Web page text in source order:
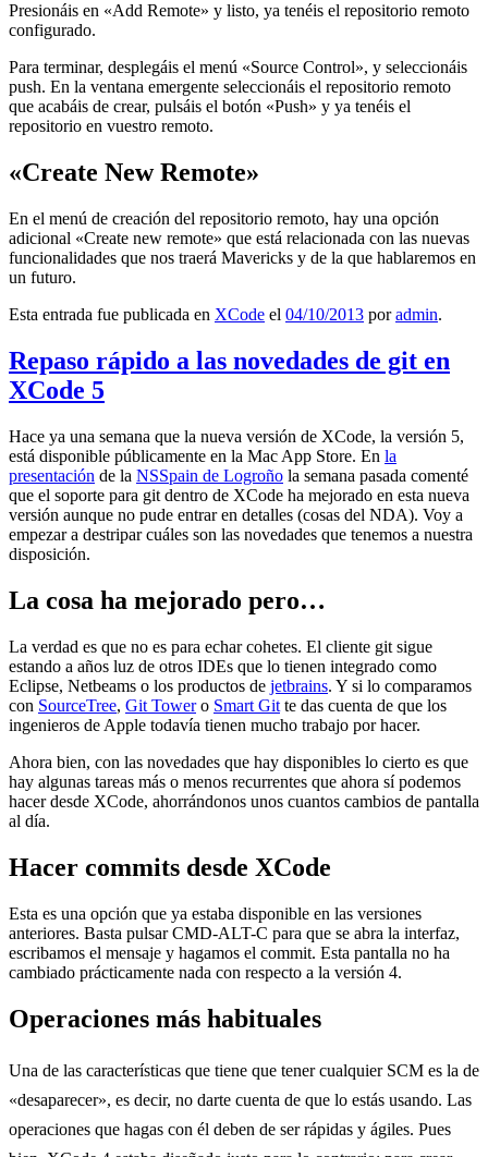
Presionáis en «Add Remote» y listo, ya tenéis el repositorio remoto
configurado.
Para terminar, desplegáis el menú «Source Control», y seleccionáis
push. En la ventana emergente seleccionáis el repositorio remoto
que acabáis de crear, pulsáis el botón «Push» y ya tenéis el
repositorio en vuestro remoto.
«Create New Remote»
En el menú de creación del repositorio remoto, hay una opción
adicional «Create new remote» que está relacionada con las nuevas
funcionalidades que nos traerá Mavericks y de la que hablaremos en
un futuro.
Esta entrada fue publicada en XCode el 04/10/2013 poradmin.
Repaso rápido a las novedades de git en
XCode 5
Hace ya una semana que la nueva versión de XCode, la versión 5,
está disponible públicamente en la Mac App Store. En la
presentación de la NSSpain de Logroño la semana pasada comenté
que el soporte para git dentro de XCode ha mejorado en esta nueva
versión aunque no pude entrar en detalles (cosas del NDA). Voy a
empezar a destripar cuáles son las novedades que tenemos a nuestra
disposición.
La cosa ha mejorado pero…
La verdad es que no es para echar cohetes. El cliente git sigue
estando a años luz de otros IDEs que lo tienen integrado como
Eclipse, Netbeams o los productos de jetbrains. Y si lo comparamos
con SourceTree, Git Towero Smart Git te das cuenta de que los
ingenieros de Apple todavía tienen mucho trabajo por hacer.
Ahora bien, con las novedades que hay disponibles lo cierto es que
hay algunas tareas más o menos recurrentes que ahora sí podemos
hacer desde XCode, ahorrándonos unos cuantos cambios de pantalla
al día.
Hacer commits desde XCode
Esta es una opción que ya estaba disponible en las versiones
anteriores. Basta pulsar CMD-ALT-C para que se abra la interfaz,
escribamos el mensaje y hagamos el commit. Esta pantalla no ha
cambiado prácticamente nada con respecto a la versión 4.
Operaciones más habituales
Una de las características que tiene que tener cualquier SCM es la de
«desaparecer», es decir, no darte cuenta de que lo estás usando. Las
operaciones que hagas con él deben de ser rápidas y ágiles. Pues